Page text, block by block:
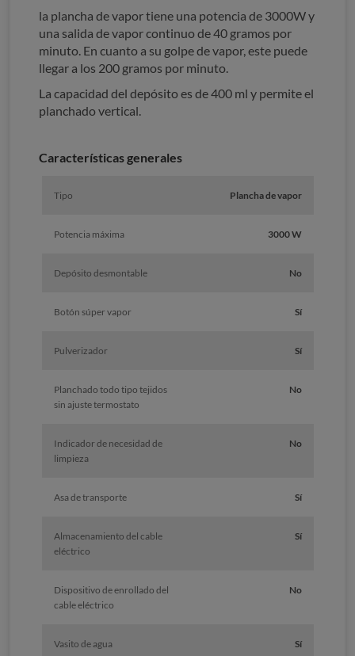
la plancha de vapor tiene una potencia de 3000W y
una salida de vapor continuo de 40 gramos por
minuto. En cuanto a su golpe de vapor, este puede
llegar a los 200 gramos por minuto.
La capacidad del depósito es de 400 ml y permite el
planchado vertical.
Características generales
Tipo Plancha de vapor
Potencia máxima 3000 W
Depósito desmontable No
Botón súper vapor Sí
Pulverizador Sí
Planchado todo tipo tejidos
sin ajuste termostato
No
Indicador de necesidad de
limpieza
No
Asa de transporte Sí
Almacenamiento del cable
eléctrico
Sí
Dispositivo de enrollado del
cable eléctrico
No
Vasito de agua Sí